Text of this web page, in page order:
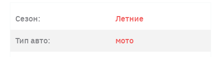
Сезон: Летние
Тип авто: мото